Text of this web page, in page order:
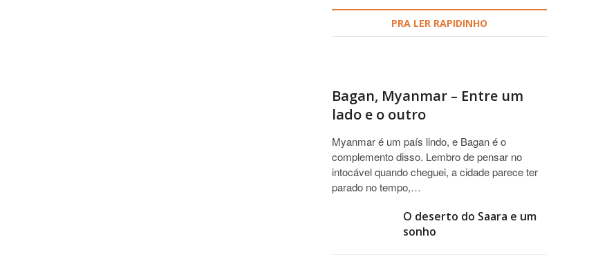
PRA LER RAPIDINHO
Bagan, Myanmar – Entre um
lado e o outro
Myanmar é um país lindo, e Bagan é o
complemento disso. Lembro de pensar no
intocável quando cheguei, a cidade parece ter
parado no tempo,…
O deserto do Saara e um
sonho